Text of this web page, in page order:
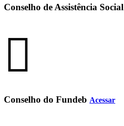
Conselho de Assistência Social
Conselho do Fundeb Acessar